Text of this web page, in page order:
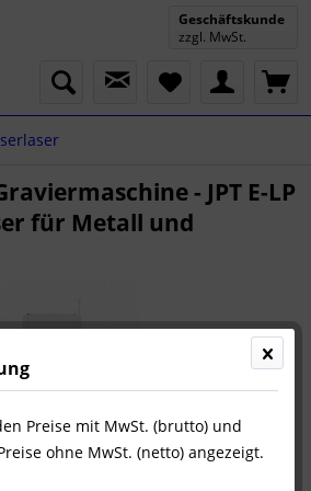
Geschäftskunde
zzgl. MwSt.
- JPT E-LP
für Metall und
Preise mit MwSt. (brutto) und
ohne MwSt. (netto) angezeigt.